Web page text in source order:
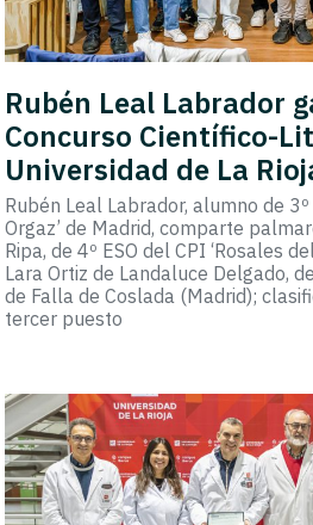
Rubén Leal Labrador
Concurso Científico-
Universidad de La
Rubén Leal Labrador, alumno de 3º
Orgaz’ de Madrid, comparte
Ripa, de 4º ESO del CPI ‘Rosales
Lara Ortiz de Landaluce Delgado,
de Falla de Coslada (Madrid);
tercer puesto